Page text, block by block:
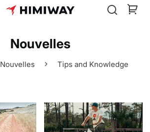
Nouvelles
Nouvelles Tips and Knowledge